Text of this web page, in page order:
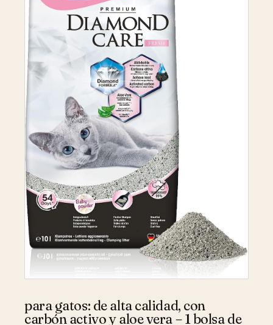
para gatos: de alta calidad, con
carbón activo y aloe vera – 1 bolsa de